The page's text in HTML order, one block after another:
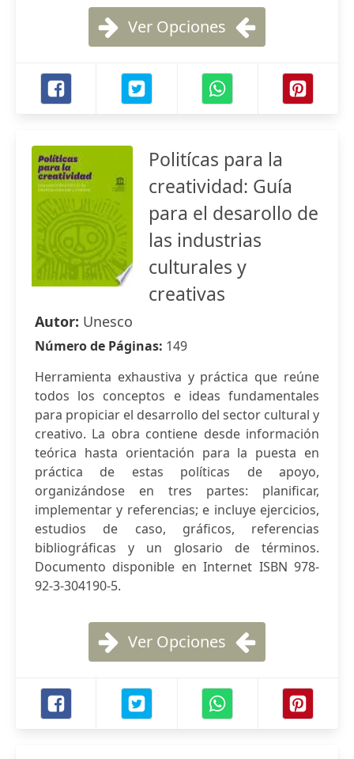
Ver Opciones
Politícas para la
creatividad: Guía
para el desarollo de
las industrias
culturales y
creativas
Autor: Unesco
Número de Páginas: 149
Herramienta exhaustiva y práctica que reúne
todos los conceptos e ideas fundamentales
para propiciar el desarrollo del sector cultural y
creativo. La obra contiene desde información
teórica hasta orientación para la puesta en
práctica de estas políticas de apoyo,
organizándose en tres partes: planificar,
implementar y referencias; e incluye ejercicios,
estudios de caso, gráficos, referencias
bibliográficas y un glosario de términos.
Documento disponible en Internet ISBN 978-
92-3-304190-5.
Ver Opciones